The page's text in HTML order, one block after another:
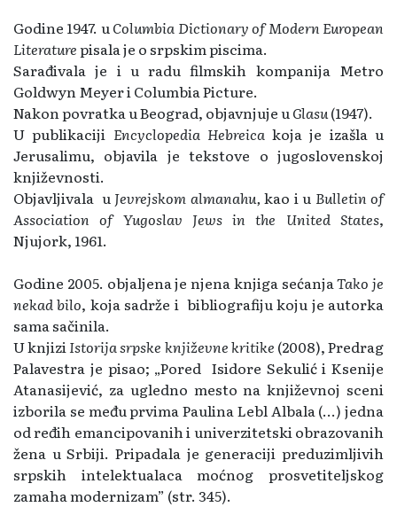
Godine 1947. uColumbia Dictionary of Modern European
Literaturepisala je o srpskim piscima.
Sarađivala je i u radu filmskih kompanija Metro
Goldwyn Meyer i Columbia Picture.
Nakon povratka u Beograd, objavnjuje uGlasu(1947).
U publikaciji Encyclopedia Hebreicakoja je izašla u
Jerusalimu, objavila je tekstove o jugoslovenskoj
književnosti.
Objavljivala u Jevrejskom almanahu,kao i u Bulletin of
Association of Yugoslav Jews in the United States,
Njujork, 1961.
Godine 2005. objaljena je njena knjiga sećanjaTako je
nekad bilo, koja sadrže i bibliografiju koju je autorka
sama sačinila.
U knjiziIstorija srpske književne kritike (2008), Predrag
Palavestra je pisao; „Pored Isidore Sekulić i Ksenije
Atanasijević, za ugledno mesto na književnoj sceni
izborila se među prvima Paulina Lebl Albala (...) jedna
od ređih emancipovanih i univerzitetski obrazovanih
žena u Srbiji. Pripadala je generaciji preduzimljivih
srpskih intelektualaca moćnog prosvetiteljskog
zamaha modernizam” (str. 345).